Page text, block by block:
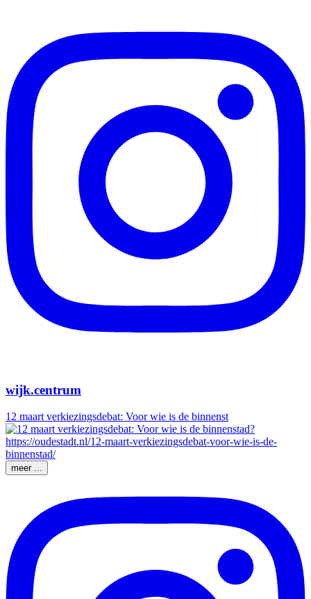
wijk.centrum
12 maart verkiezingsdebat: Voor wie is de binnenst
meer ...